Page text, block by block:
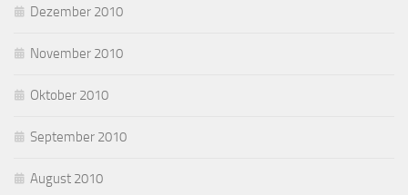
Dezember 2010
November 2010
Oktober 2010
September 2010
August 2010